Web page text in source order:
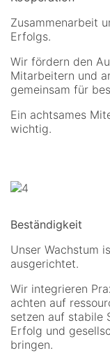
Zusammenarbeit
Erfolgs.
Wir fördern den
Mitarbeitern und
gemeinsam für
Ein achtsames
wichtig.
Beständigkeit
Unser Wachstum
ausgerichtet.
Wir integrieren
achten auf
setzen auf stabile
Erfolg und
bringen.